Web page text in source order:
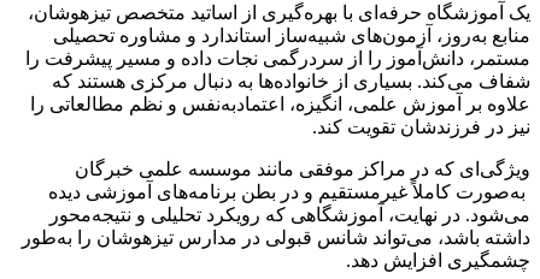
یک آموزشگاه حرفه‌ای با بهره‌گیری از اساتید متخصص تیزهوشان،
منابع به‌روز، آزمون‌های شبیه‌ساز استاندارد و مشاوره تحصیلی
مستمر، دانش‌آموز را از سردرگمی نجات داده و مسیر پیشرفت را
شفاف می‌کند. بسیاری از خانواده‌ها به دنبال مرکزی هستند که
علاوه بر آموزش علمی، انگیزه، اعتمادبه‌نفس و نظم مطالعاتی را
نیز در فرزندشان تقویت کند.
ویژگی‌ای که در مراکز موفقی مانند موسسه علمی خبرگان
به‌صورت کاملاً غیرمستقیم و در بطن برنامه‌های آموزشی دیده
می‌شود. در نهایت، آموزشگاهی که رویکرد تحلیلی و نتیجه‌محور
داشته باشد، می‌تواند شانس قبولی در مدارس تیزهوشان را به‌طور
چشمگیری افزایش دهد.